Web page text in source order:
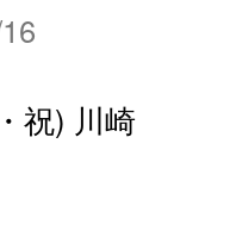
祝) 川崎